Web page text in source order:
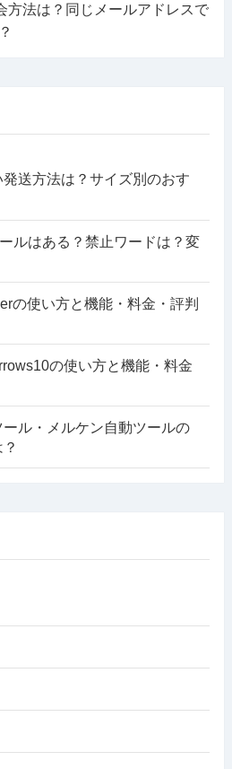
方法は？同じメールアドレスで
送方法は？サイズ別のおす
ルはある？禁止ワードは？変
の使い方と機能・料金・評判
の使い方と機能・料金
ル・メルケン自動ツールの